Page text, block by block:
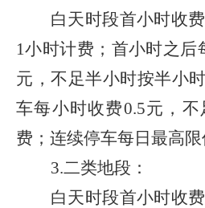
白天时段首小时收费
1小时计费；首小时之后
元，不足半小时按半小
车每小时收费0.5元，不
费；连续停车每日最高限
3.二类地段：
白天时段首小时收费